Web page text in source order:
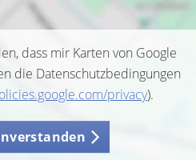
dass mir Karten von Google
die Datenschutzbedingungen
privacy).